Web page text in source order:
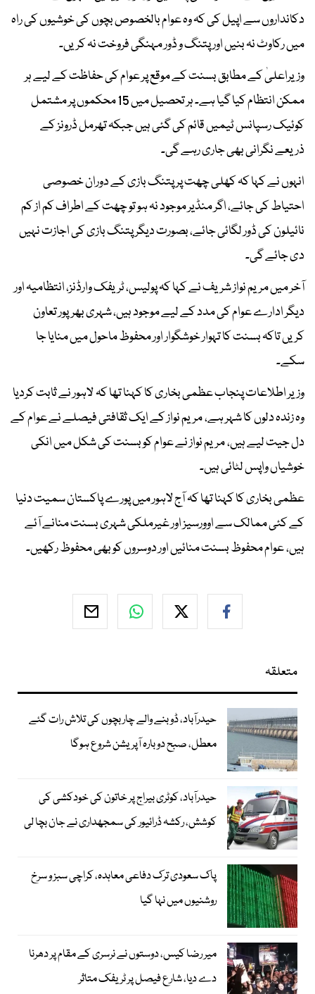
دکانداروں سے اپیل کی کہ وہ عوام بالخصوص بچوں کی خوشیوں کی راہ
میں رکاوٹ نہ بنیں اور پتنگ و ڈور مہنگی فروخت نہ کریں۔
وزیراعلیٰ کے مطابق بسنت کے موقع پر عوام کی حفاظت کے لیے ہر
ممکن انتظام کیا گیا ہے۔ ہر تحصیل میں 15 محکموں پر مشتمل
کوئیک رسپانس ٹیمیں قائم کی گئی ہیں جبکہ تھرمل ڈرونز کے
ذریعے نگرانی بھی جاری رہے گی۔
انہوں نے کہا کہ کھلی چھت پر پتنگ بازی کے دوران خصوصی
احتیاط کی جائے، اگر منڈیر موجود نہ ہو تو چھت کے اطراف کم از کم
نائیلون کی ڈور لگائی جائے، بصورت دیگر پتنگ بازی کی اجازت نہیں
دی جائے گی۔
آخر میں مریم نواز شریف نے کہا کہ پولیس، ٹریفک وارڈنز، انتظامیہ اور
دیگر ادارے عوام کی مدد کے لیے موجود ہیں، شہری بھرپور تعاون
کریں تاکہ بسنت کا تہوار خوشگوار اور محفوظ ماحول میں منایا جا
سکے۔
وزیر اطلاعات پنجاب عظمی بخاری کا کہنا تھا کہ لاہور نے ثابت کردیا
وہ زندہ دلوں کا شہر ہے، مریم نواز کے ایک ثقافتی فیصلے نے عوام کے
دل جیت لیے ہیں، مریم نواز نے عوام کو بسنت کی شکل میں انکی
خوشیاں واپس لٹائی ہیں۔
عظمی بخاری کا کہنا تھا کہ آج لاہور میں پورے پاکستان سمیت دنیا
کے کئی ممالک سے اوورسیز اور غیرملکی شہری بسنت منانے آئے
ہیں، عوام محفوظ بسنت منائیں اور دوسروں کو بھی محفوظ رکھیں۔
متعلقہ
حیدرآباد، ڈوبنے والے چار بچوں کی تلاش رات گئے
معطل، صبح دوبارہ آپریشن شروع ہوگا
حیدرآباد، کوٹری بیراج پر خاتون کی خودکشی کی
کوشش، رکشہ ڈرائیور کی سمجھداری نے جان بچا لی
پاک سعودی ترک دفاعی معاہدہ، کراچی سبز و سرخ
روشنیوں میں نہا گیا
میر رضا کیس، دوستوں نے نرسری کے مقام پر دھرنا
دے دیا، شارع فیصل پر ٹریفک متاثر